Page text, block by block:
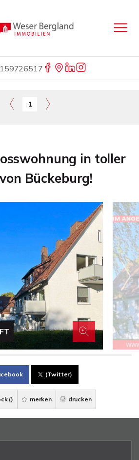
1
in toller
Bückeburg!
(Twitter)
() merken drucken